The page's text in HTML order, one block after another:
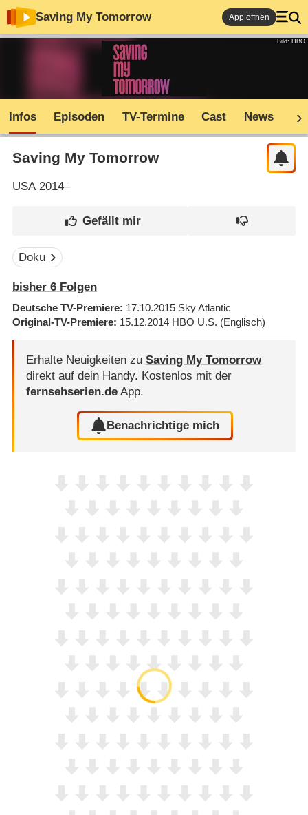
Saving My Tomorrow App öffnen
Bild: HBO
Infos Episoden TV-Termine Cast News
Saving My Tomorrow
USA2014–
Doku
bisher 6Folgen
Deutsche TV-Premiere 17.10.2015 Sky Atlantic
Original-TV-Premiere 15.12.2014 HBO U.S. (Englisch)
Erhalte Neuigkeiten zu Saving My Tomorrow
direkt auf dein Handy. Kostenlos mit der
fernsehserien.deApp.
Benachrichtige mich